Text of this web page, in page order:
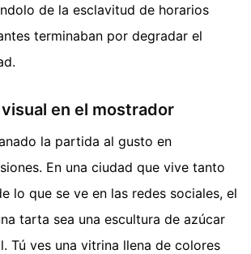
de la esclavitud de horarios
terminaban por degradar el
en el mostrador
la partida al gusto en
En una ciudad que vive tanto
lo que se ve en las redes sociales, el
tarta sea una escultura de azúcar
Tú ves una vitrina llena de colores